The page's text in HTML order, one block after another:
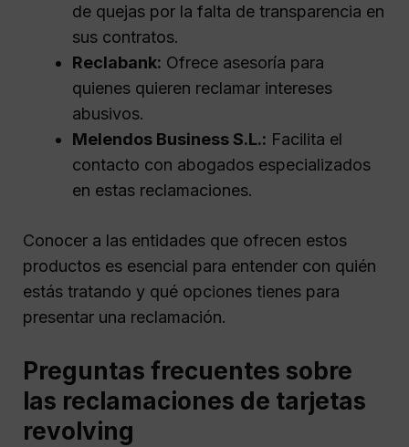
de quejas por la falta de transparencia en
sus contratos.
Reclabank: Ofrece asesoría para
quienes quieren reclamar intereses
abusivos.
Melendos Business S.L.: Facilita el
contacto con abogados especializados
en estas reclamaciones.
Conocer a las entidades que ofrecen estos
productos es esencial para entender con quién
estás tratando y qué opciones tienes para
presentar una reclamación.
Preguntas frecuentes sobre
las reclamaciones de tarjetas
revolving